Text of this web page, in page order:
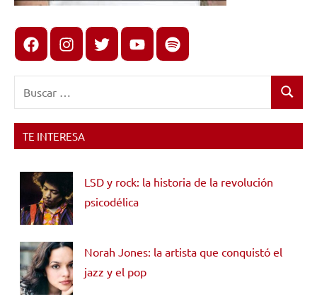
FacebookInstagram
X youtubespotify
Buscar
TE INTERESA
LSD y rock: la historia de la revolución
psicodélica
Norah Jones: la artista que conquistó el
jazz y el pop